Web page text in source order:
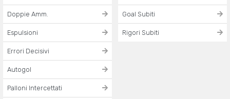
Doppie Amm.
Espulsioni
Errori Decisivi
Autogol
Palloni Intercettati
Goal Subiti
Rigori Subiti